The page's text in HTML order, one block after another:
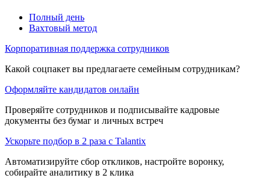
Полный день
Вахтовый метод
Корпоративная поддержка сотрудников
Какой соцпакет вы предлагаете семейным сотрудникам?
Оформляйте кандидатов онлайн
Проверяйте сотрудников и подписывайте кадровые
документы без бумаг и личных встреч
Ускорьте подбор в 2 раза с Talantix
Автоматизируйте сбор откликов, настройте воронку,
собирайте аналитику в 2 клика